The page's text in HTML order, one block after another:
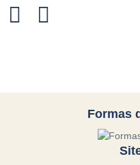
Formas